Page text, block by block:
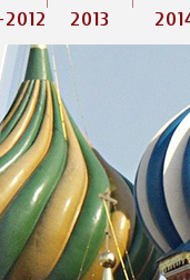
2013
2012